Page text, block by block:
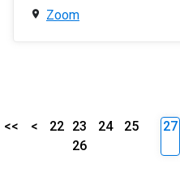
Zoom
<< < 22 23 24
25
26
27